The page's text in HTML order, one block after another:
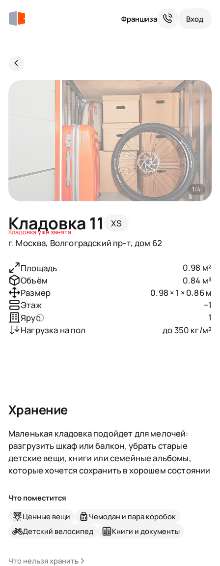
Франшиза Вход
Кладовка 11 XS
Кладовка уже занята
г. Москва, Волгоградский пр-т, дом 62
1/4
Площадь
0.98 м²
Объём
0.84 м³
Размер
0.98 × 1 × 0.86 м
Этаж
−1
Ярус
1
Нагрузка на пол
до 350 кг/м²
Хранение
Маленькая кладовка подойдет для мелочей:
разгрузить шкаф или балкон, убрать старые
детские вещи, книги или семейные альбомы,
которые хочется сохранить в хорошем состоянии
Что поместится
Ценные вещи
Чемодан и пара коробок
Детский велосипед
Книги и документы
Что нельзя хранить